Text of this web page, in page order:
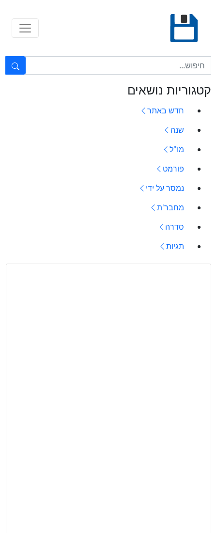
content
טקסט חופשי...
קטגוריות נושאים
חדש באתר
שנה
מו"ל
פורמט
נמסר על ידי
מחבר'ת
סדרה
תגיות